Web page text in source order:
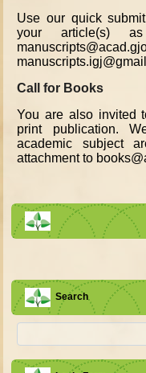
Use our quick
your article(s)
Call for Books
You are also invited
print publication.
academic
attachment to
Search